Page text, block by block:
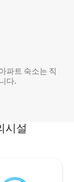
파트 숙소는 직
다.
시설